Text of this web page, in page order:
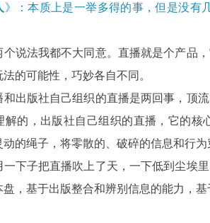
》：本质上是一举多得的事，但是没有
个说法我都不大同意。直播就是个产品
法的可能性，巧妙各自不同。
和出版社自己组织的直播是两回事，顶
解的，出版社自己组织的直播，它的
动的绳子，将零散的、破碎的信息和行
一下子把直播吹上了天，一下低到尘埃
盘，基于出版整合和辨别信息的能力，